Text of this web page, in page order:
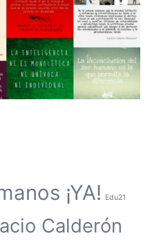
¡YA! Edu21
Calderón